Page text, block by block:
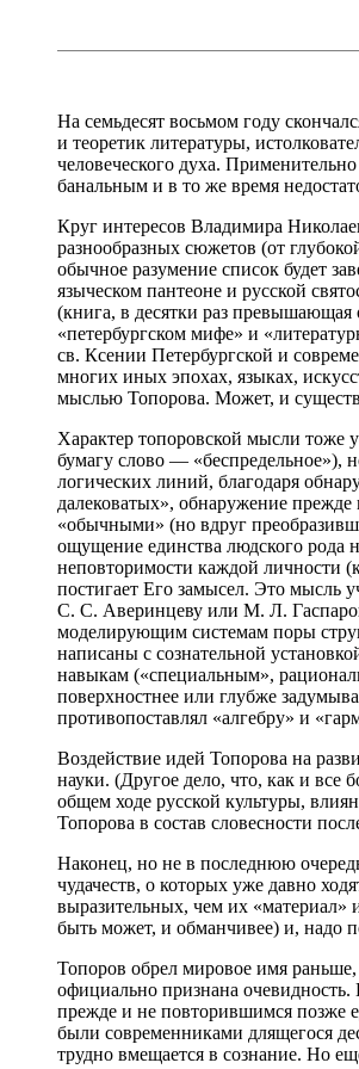
На семьдесят восьмом году
и теоретик литературы,
человеческого духа.
банальным и в то же время
Круг интересов Владимира
разнообразных сюжетов (от
обычное разумение список будет
языческом пантеоне и русской
(книга, в десятки раз
«петербургском мифе» и
св. Ксении Петербургской и
многих иных эпохах, языках,
мыслью Топорова. Может, и
Характер топоровской мысли тоже
бумагу слово — «беспредельное»),
логических линий, благодаря
далековатых», обнаружение
«обычными» (но вдруг
ощущение единства людского рода
неповторимости каждой личности
постигает Его замысел. Это мысль
С. С. Аверинцеву или М. Л.
моделирующим системам поры
написаны с сознательной
навыкам («специальным»,
поверхностнее или глубже
противопоставлял «алгебру» и
Воздействие идей Топорова на
науки. (Другое дело, что, как и
общем ходе русской культуры,
Топорова в состав словесности
Наконец, но не в последнюю
чудачеств, о которых уже давно
выразительных, чем их «материал»
быть может, и обманчивее) и, надо
Топоров обрел мировое имя
официально признана
прежде и не повторившимся позже
были современниками длящегося
трудно вмещается в сознание. Но